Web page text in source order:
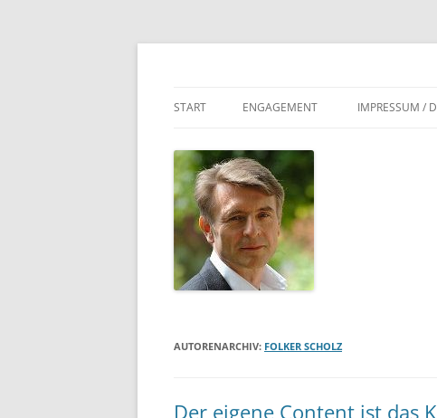
Zum
START ENGAGEMENT IMPRESSUM /
AUTORENARCHIV: FOLKER SCHOLZ
Der eigene Content ist das